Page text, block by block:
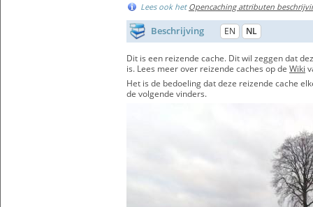
Lees ook het Opencaching attributen
Beschrijving EN NL
Dit is een reizende cache. Dit wil zeggen dat
is. Lees meer over reizende caches op de Wiki
Het is de bedoeling dat deze reizende cache
de volgende vinders.